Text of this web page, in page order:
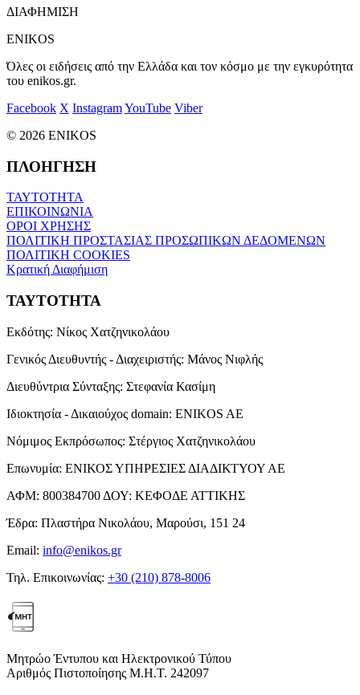
ΔΙΑΦΗΜΙΣΗ
ENIKOS
Όλες οι ειδήσεις από την Ελλάδα και τον κόσμο με την εγκυρότητα
του enikos.gr.
Facebook X InstagramYouTube Viber
© 2026 ENIKOS
ΠΛΟΗΓΗΣΗ
ΤΑΥΤΟΤΗΤΑ
ΕΠΙΚΟΙΝΩΝΙΑ
ΟΡΟΙ ΧΡΗΣΗΣ
ΠΟΛΙΤΙΚΗ ΠΡΟΣΤΑΣΙΑΣ ΠΡΟΣΩΠΙΚΩΝ ΔΕΔΟΜΕΝΩΝ
ΠΟΛΙΤΙΚΗ COOKIES
Κρατική Διαφήμιση
ΤΑΥΤΟΤΗΤΑ
Εκδότης: Νίκος Χατζηνικολάου
Γενικός Διευθυντής - Διαχειριστής: Μάνος Νιφλής
Διευθύντρια Σύνταξης: Στεφανία Κασίμη
Ιδιοκτησία - Δικαιούχος domain: ENIKOS AE
Νόμιμος Εκπρόσωπος: Στέργιος Χατζηνικολάου
Επωνυμία: ΕΝΙΚΟΣ ΥΠΗΡΕΣΙΕΣ ΔΙΑΔΙΚΤΥΟΥ ΑΕ
ΑΦΜ: 800384700 ΔΟΥ: ΚΕΦΟΔΕ ΑΤΤΙΚΗΣ
Έδρα: Πλαστήρα Νικολάου, Μαρούσι, 151 24
Email: info@enikos.gr
Τηλ. Επικοινωνίας: +30 (210) 878-8006
Μητρώο Έντυπου και Ηλεκτρονικού Τύπου
Αριθμός Πιστοποίησης Μ.Η.Τ. 242097